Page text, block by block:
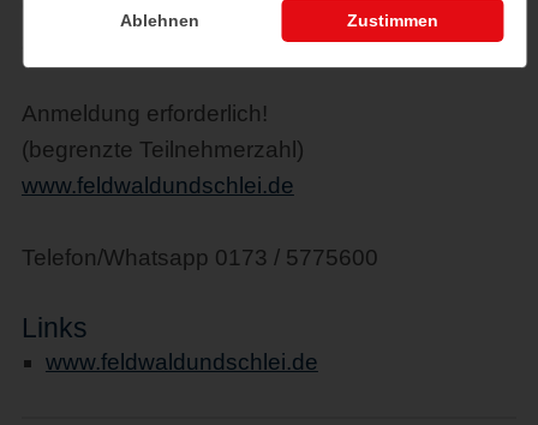
28,00 € / Familie (2 Erw. / 2 Kinder)
Anmeldung erforderlich!
(begrenzte Teilnehmerzahl)
www.feldwaldundschlei.de
Telefon/Whatsapp 0173 / 5775600
Links
www.feldwaldundschlei.de
Ablehnen Zustimmen